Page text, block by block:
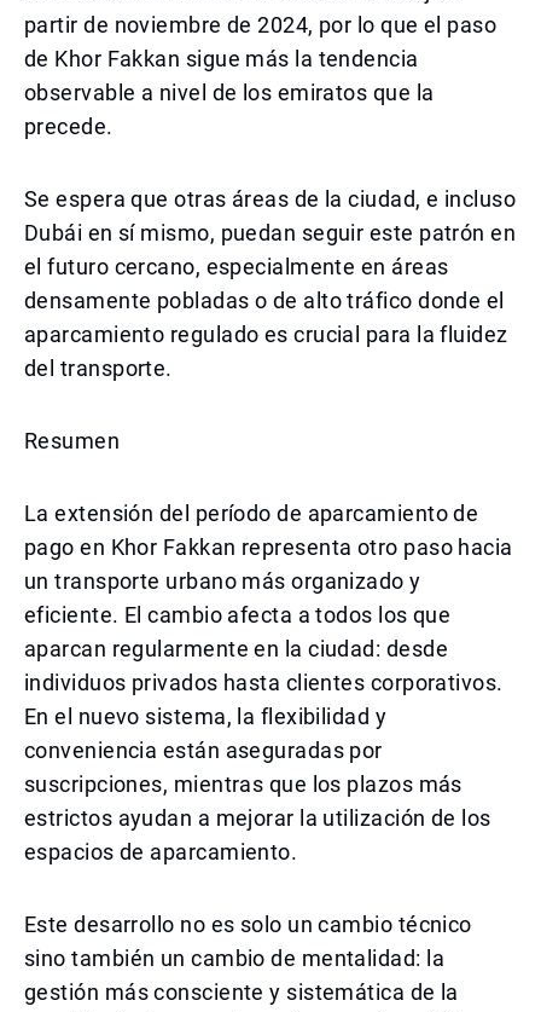
partir de noviembre de 2024, por lo que el paso
de Khor Fakkan sigue más la tendencia
observable a nivel de los emiratos que la
precede.
Se espera que otras áreas de la ciudad, e incluso
Dubái en sí mismo, puedan seguir este patrón en
el futuro cercano, especialmente en áreas
densamente pobladas o de alto tráfico donde el
aparcamiento regulado es crucial para la fluidez
del transporte.
Resumen
La extensión del período de aparcamiento de
pago en Khor Fakkan representa otro paso hacia
un transporte urbano más organizado y
eficiente. El cambio afecta a todos los que
aparcan regularmente en la ciudad: desde
individuos privados hasta clientes corporativos.
En el nuevo sistema, la flexibilidad y
conveniencia están aseguradas por
suscripciones, mientras que los plazos más
estrictos ayudan a mejorar la utilización de los
espacios de aparcamiento.
Este desarrollo no es solo un cambio técnico
sino también un cambio de mentalidad: la
gestión más consciente y sistemática de la